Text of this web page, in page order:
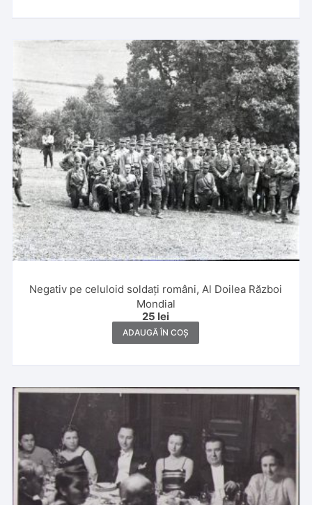
Negativ pe celuloid soldați români, Al Doilea Război
Mondial
25 lei
ADAUGĂ ÎN COȘ